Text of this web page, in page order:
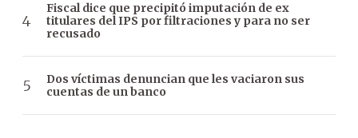
Fiscal dice que precipitó imputación de ex
titulares del IPS por filtraciones y para no ser
recusado
Dos víctimas denuncian que les vaciaron sus
cuentas de un banco